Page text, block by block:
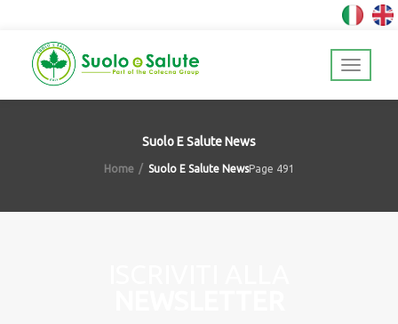
Suolo E Salute News
Home Suolo E Salute NewsPage 491